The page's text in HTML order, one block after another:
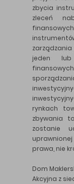
zbycia
zleceń
jeden lub
rynkach
zbywania
zostanie
prawa, nie
Dom
Akcyjna z